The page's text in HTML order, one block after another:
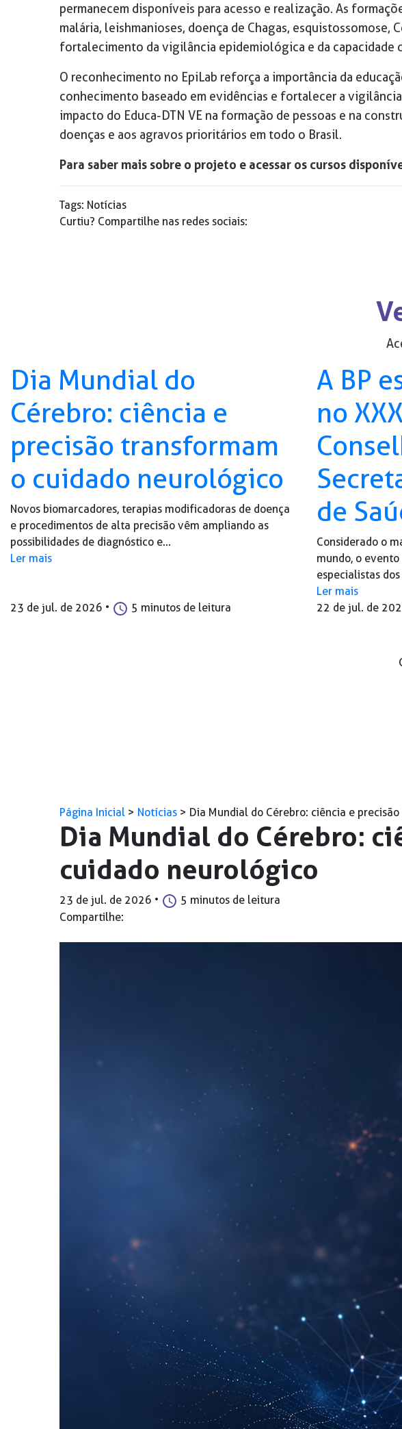
permanecem disponíveis para acesso e realização. As
malária, leishmanioses, doença de Chagas,
fortalecimento da vigilância epidemiológica e da capacidade
O reconhecimento no EpiLab reforça a importância da
conhecimento baseado em evidências e fortalecer a
impacto do Educa-DTN VE na formação de pessoas e na
doenças e aos agravos prioritários em todo o Brasil.
Para saber mais sobre o projeto e acessar os cursos
Tags: Notícias
Curtiu? Compartilhe nas redes sociais:
Dia Mundial do
Cérebro: ciência e
precisão transformam
o cuidado neurológico
Novos biomarcadores, terapias modificadoras de doença
e procedimentos de alta precisão vêm ampliando as
possibilidades de diagnóstico e...
Ler mais
23 de jul. de 2026 • 5 minutos de leitura
A BP
no
de
Considerado o
mundo, o
especialistas
Ler mais
22 de jul. de
Página Inicial > Notícias > Dia Mundial do Cérebro: ciência e
Dia Mundial do Cérebro:
cuidado neurológico
23 de jul. de 2026 •
5 minutos de leitura
Compartilhe: